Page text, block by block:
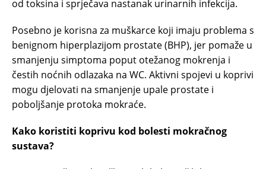
od toksina i sprječava nastanak urinarnih infekcija.
Posebno je korisna za muškarce koji imaju problema s
benignom hiperplazijom prostate (BHP), jer pomaže u
smanjenju simptoma poput otežanog mokrenja i
čestih noćnih odlazaka na WC. Aktivni spojevi u koprivi
mogu djelovati na smanjenje upale prostate i
poboljšanje protoka mokraće.
Kako koristiti koprivu kod bolesti mokračnog
sustava?